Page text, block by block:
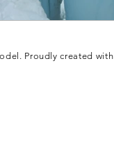
Proudly created with